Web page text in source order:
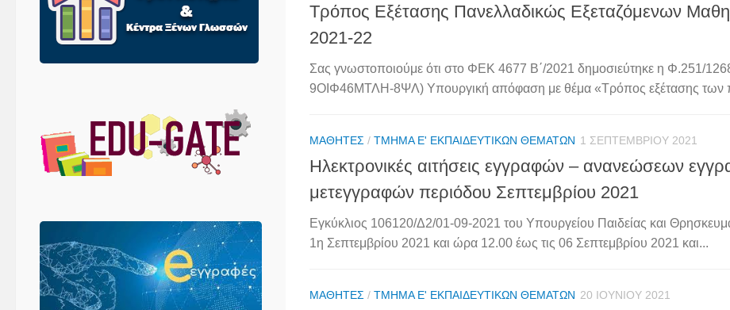
Τρόπος Εξέτασης Πανελλαδικώς Εξεταζόμενων
2021-22
Σας γνωστοποιούμε ότι στο ΦΕΚ 4677 Β΄/2021 δημοσιεύτηκε η Φ.251/
9ΟΙΦ46ΜΤΛΗ-8ΨΛ) Υπουργική απόφαση με θέμα «Τρόπος εξέτασης των
ΜΑΘΗΤΈΣ / ΤΜΉΜΑ Ε' ΕΚΠΑΙΔΕΥΤΙΚΏΝ ΘΕΜΆΤΩΝ 1 ΣΕΠΤΕΜΒΡΊΟΥ 2021
Ηλεκτρονικές αιτήσεις εγγραφών – ανανεώσεων
μετεγγραφών περιόδου Σεπτεμβρίου 2021
Εγκύκλιος 106120/Δ2/01-09-2021 του Υπουργείου Παιδείας και
1η Σεπτεμβρίου 2021 και ώρα 12.00 έως τις 06 Σεπτεμβρίου 2021 και...
ΜΑΘΗΤΈΣ / ΤΜΉΜΑ Ε' ΕΚΠΑΙΔΕΥΤΙΚΏΝ ΘΕΜΆΤΩΝ 20 ΙΟΥΝΊΟΥ 2021